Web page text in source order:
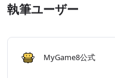
執筆ユーザー
MyGame8公式